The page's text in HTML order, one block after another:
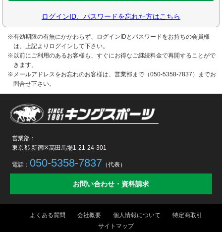
ログインID、パスワードを忘れた方はこちら
※有効期限の有無にかかわらず、ログインIDとパスワードをお持ちの会員様
は、上記よりログインして下さい。
※以前にご利用のあるお客様も、すぐにお得なご継続料金で再開することがで
きます。
※メールアドレスをお忘れのお客様は、営業部まで（050-5358-7837）までお
問合せ下さい。
営業部：
東京都 新宿区高田馬場1-21-24-301
電話： 050-5358-7837 （代表）
お問い合わせ・資料請求
よくある質問 会社概要 個人情報について
特定商取引
サイトマップ